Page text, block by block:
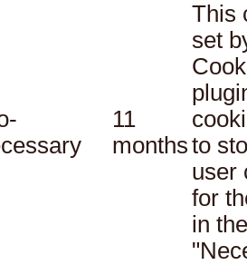
11
months
This
set
to
user
for
in